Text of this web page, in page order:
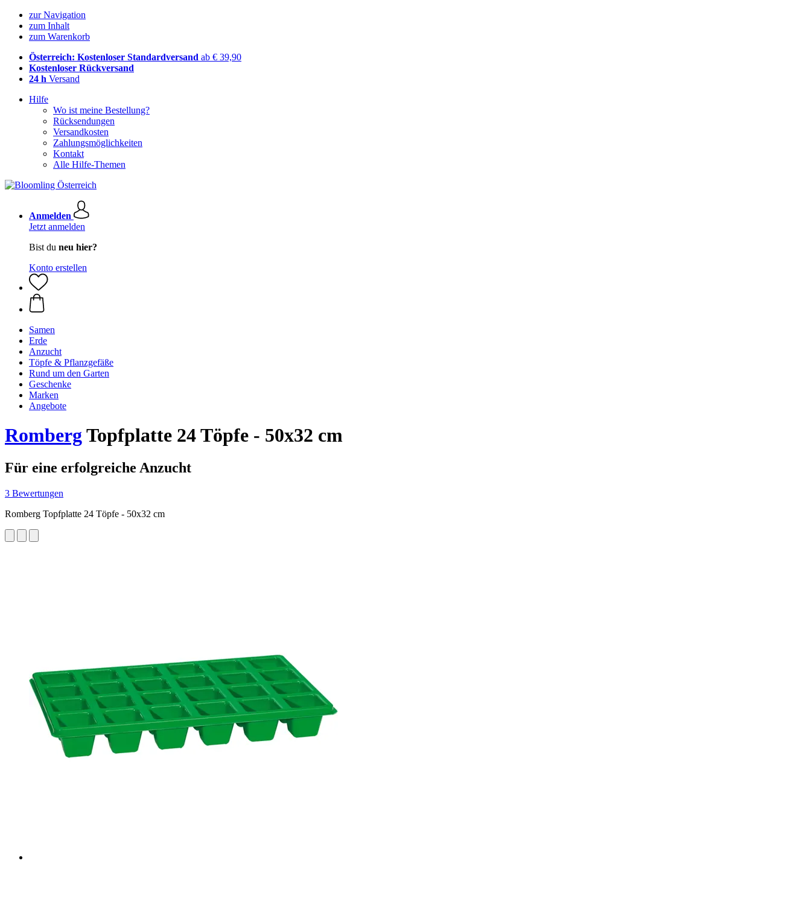
zur Navigation
zum Inhalt
zum Warenkorb
Österreich: Kostenloser Standardversand ab € 39,90
Kostenloser Rückversand
24 h Versand
Hilfe
Wo ist meine Bestellung?
Rücksendungen
Versandkosten
Zahlungsmöglichkeiten
Kontakt
Alle Hilfe-Themen
Anmelden
Jetzt anmelden
Bist du neu hier?
Konto erstellen
Samen
Erde
Anzucht
Töpfe & Pflanzgefäße
Rund um den Garten
Geschenke
Marken
Angebote
RombergTopfplatte 24 Töpfe - 50x32 cm
Für eine erfolgreiche Anzucht
3 Bewertungen
Romberg Topfplatte 24 Töpfe - 50x32 cm